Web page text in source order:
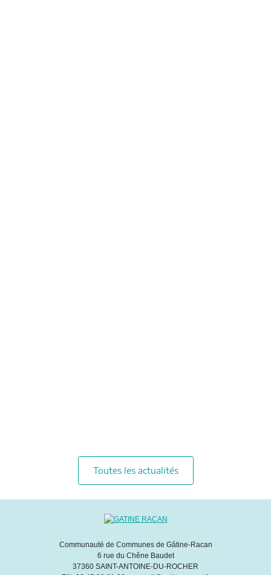
Toutes les actualités
Communauté de Communes de Gâtine-Racan
6 rue du Chêne Baudet
37360 SAINT-ANTOINE-DU-ROCHER